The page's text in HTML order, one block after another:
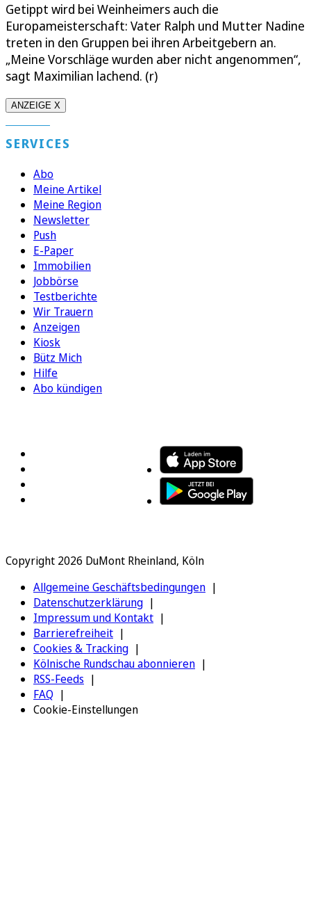
Getippt wird bei Weinheimers auch die
Europameisterschaft: Vater Ralph und Mutter Nadine
treten in den Gruppen bei ihren Arbeitgebern an.
„Meine Vorschläge wurden aber nicht angenommen“,
sagt Maximilian lachend. (r)
ANZEIGE X
SERVICES
Abo
Meine Artikel
Meine Region
Newsletter
Push
E-Paper
Immobilien
Jobbörse
Testberichte
Wir Trauern
Anzeigen
Kiosk
Bütz Mich
Hilfe
Abo kündigen
Copyright 2026 DuMont Rheinland, Köln
Allgemeine Geschäftsbedingungen
Datenschutzerklärung
Impressum und Kontakt
Barrierefreiheit
Cookies & Tracking
Kölnische Rundschau abonnieren
RSS-Feeds
FAQ
Cookie-Einstellungen